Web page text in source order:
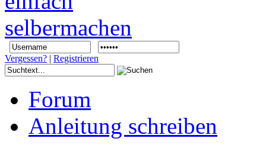
Vergessen? | Registrieren
Forum
Anleitung schreiben